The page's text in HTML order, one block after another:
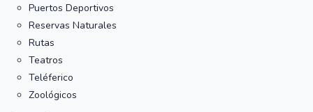
Puertos Deportivos
Reservas Naturales
Rutas
Teatros
Teléferico
Zoológicos